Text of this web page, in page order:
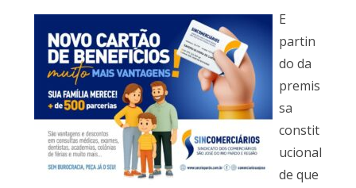
E
partin
do da
premis
sa
constit
ucional
de que